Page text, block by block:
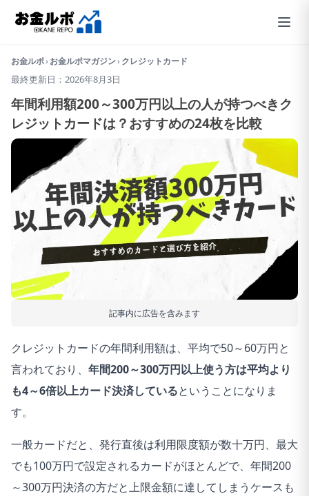
お金ルポ› お金ルポマガジン› クレジットカード
最終更新日：2026年8月3日
年間利用額200～300万円以上の人が持つべきク
レジットカードは？おすすめの24枚を比較
記事内に広告を含みます
クレジットカードの年間利用額は、平均で50～60万円と
言われており、 年間200～300万円以上使う方は平均より
も4～6倍以上カード決済しているということになりま
す。
一般カードだと、発行直後は利用限度額が数十万円、最大
でも100万円で設定されるカードがほとんどで、年間200
～300万円決済の方だと上限金額に達してしまうケースも